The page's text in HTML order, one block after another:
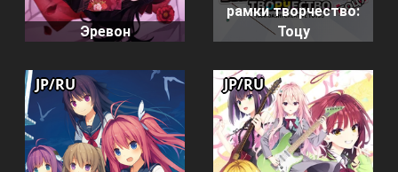
Эревон
рамки творчество:
Тоцу
JP/RU JP/RU